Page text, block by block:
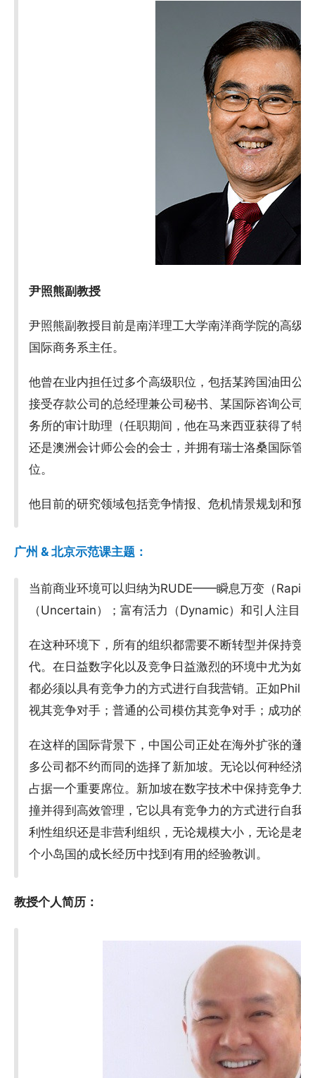
尹照熊副教授
尹照熊副教授目前是南洋理工大学南洋商学院的高级
国际商务系主任。
他曾在业内担任过多个高级职位，包括某跨国油田公
接受存款公司的总经理兼公司秘书、某国际咨询公司
务所的审计助理（任职期间，他在马来西亚获得了特
还是澳洲会计师公会的会士，并拥有瑞士洛桑国际管
位。
他目前的研究领域包括竞争情报、危机情景规划和预
广州 & 北京示范课主题：
当前商业环境可以归纳为RUDE——瞬息万变（
（Uncertain）；富有活力（Dynamic）和引人注目
在这种环境下，所有的组织都需要不断转型并保持竞
代。在日益数字化以及竞争日益激烈的环境中尤为如
都必须以具有竞争力的方式进行自我营销。正如
视其竞争对手；普通的公司模仿其竞争对手；成功的
在这样的国际背景下，中国公司正处在海外扩张的蓬
多公司都不约而同的选择了新加坡。无论以何种经济
占据一个重要席位。新加坡在数字技术中保持竞争力
撞并得到高效管理，它以具有竞争力的方式进行自我
利性组织还是非营利组织，无论规模大小，无论是老
个小岛国的成长经历中找到有用的经验教训。
教授个人简历：